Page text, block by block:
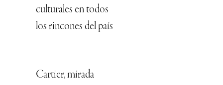
culturales en todos
los rincones del país
Cartier, mirada